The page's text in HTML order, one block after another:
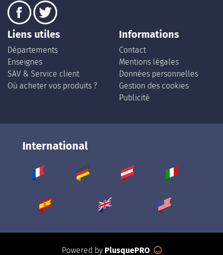
Liens utiles
Départements
Enseignes
SAV & Service client
Où acheter vos produits ?
Informations
Contact
Mentions légales
Données personnelles
Gestion des cookies
Publicité
International
Powered by PlusquePRO